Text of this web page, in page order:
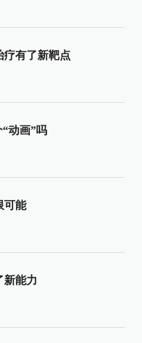
疗有了新靶点
动画”吗
可能
新能力